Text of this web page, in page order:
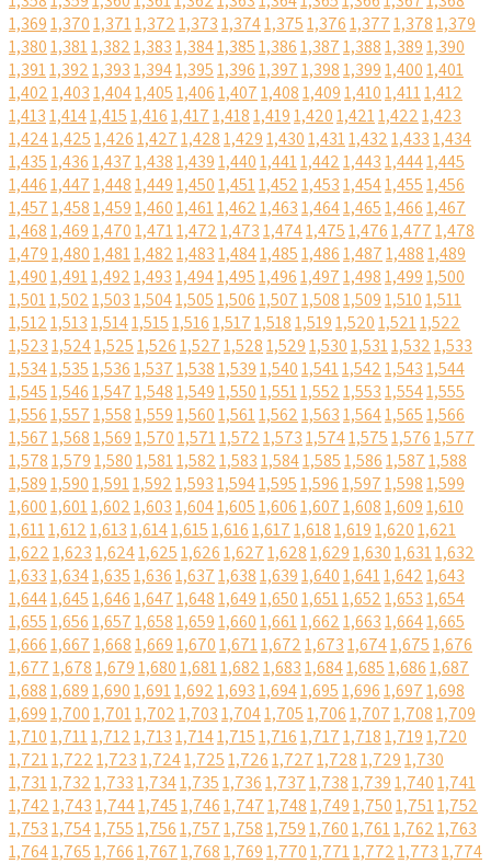
1,3691,3701,3711,3721,3731,3741,3751,3761,3771,3781,379
1,3801,3811,3821,3831,3841,3851,3861,3871,3881,3891,390
1,3911,3921,3931,3941,3951,3961,3971,3981,3991,4001,401
1,4021,4031,4041,4051,4061,4071,4081,4091,4101,4111,412
1,4131,4141,4151,4161,4171,4181,4191,4201,4211,4221,423
1,4241,4251,4261,4271,4281,4291,4301,4311,4321,4331,434
1,4351,4361,4371,4381,4391,4401,4411,4421,4431,4441,445
1,4461,4471,4481,4491,4501,4511,4521,4531,4541,4551,456
1,4571,4581,4591,4601,4611,4621,4631,4641,4651,4661,467
1,4681,4691,4701,4711,4721,4731,4741,4751,4761,4771,478
1,4791,4801,4811,4821,4831,4841,4851,4861,4871,4881,489
1,4901,4911,4921,4931,4941,4951,4961,4971,4981,4991,500
1,5011,5021,5031,5041,5051,5061,5071,5081,5091,5101,511
1,5121,5131,5141,5151,5161,5171,5181,5191,5201,5211,522
1,5231,5241,5251,5261,5271,5281,5291,5301,5311,5321,533
1,5341,5351,5361,5371,5381,5391,5401,5411,5421,5431,544
1,5451,5461,5471,5481,5491,5501,5511,5521,5531,5541,555
1,5561,5571,5581,5591,5601,5611,5621,5631,5641,5651,566
1,5671,5681,5691,5701,5711,5721,5731,5741,5751,5761,577
1,5781,5791,5801,5811,5821,5831,5841,5851,5861,5871,588
1,5891,5901,5911,5921,5931,5941,5951,5961,5971,5981,599
1,6001,6011,6021,6031,6041,6051,6061,6071,6081,6091,610
1,6111,6121,6131,6141,6151,6161,6171,6181,6191,6201,621
1,6221,6231,6241,6251,6261,6271,6281,6291,6301,6311,632
1,6331,6341,6351,6361,6371,6381,6391,6401,6411,6421,643
1,6441,6451,6461,6471,6481,6491,6501,6511,6521,6531,654
1,6551,6561,6571,6581,6591,6601,6611,6621,6631,6641,665
1,6661,6671,6681,6691,6701,6711,6721,6731,6741,6751,676
1,6771,6781,6791,6801,6811,6821,6831,6841,6851,6861,687
1,6881,6891,6901,6911,6921,6931,6941,6951,6961,6971,698
1,6991,7001,7011,7021,7031,7041,7051,7061,7071,7081,709
1,7101,7111,7121,7131,7141,7151,7161,7171,7181,7191,720
1,7211,7221,7231,7241,7251,7261,7271,7281,7291,730
1,7311,7321,7331,7341,7351,7361,7371,7381,7391,7401,741
1,7421,7431,7441,7451,7461,7471,7481,7491,7501,7511,752
1,7531,7541,7551,7561,7571,7581,7591,7601,7611,7621,763
1,7641,7651,7661,7671,7681,7691,7701,7711,7721,7731,774